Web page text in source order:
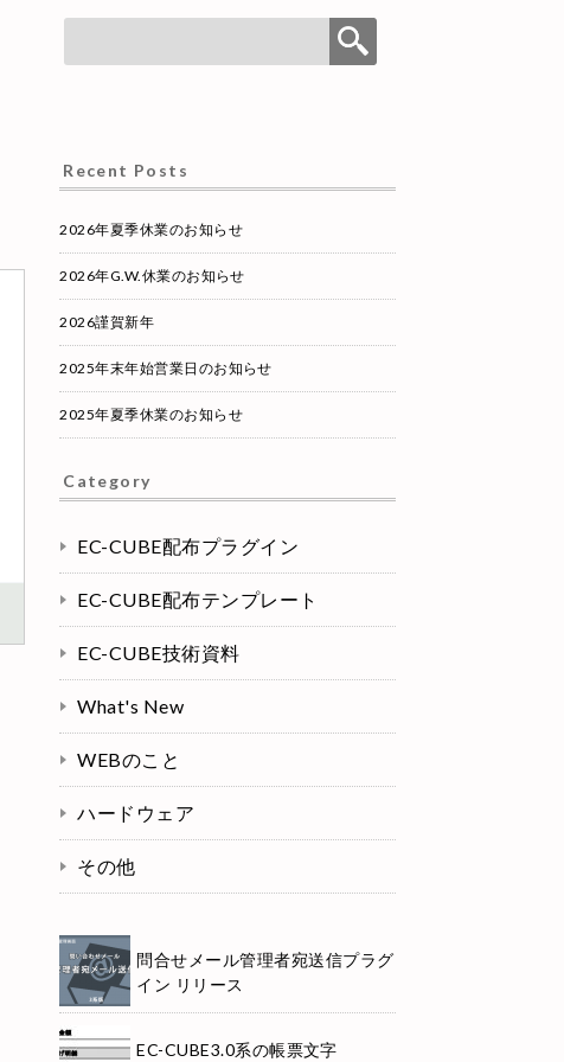
Recent Posts
2026年夏季休業のお知らせ
2026年G.W.休業のお知らせ
2026謹賀新年
2025年末年始営業日のお知らせ
2025年夏季休業のお知らせ
Category
EC-CUBE配布プラグイン
EC-CUBE配布テンプレート
EC-CUBE技術資料
What's New
WEBのこと
ハードウェア
その他
問合せメール管理者宛送信プラグ
イン リリース
EC-CUBE3.0系の帳票文字